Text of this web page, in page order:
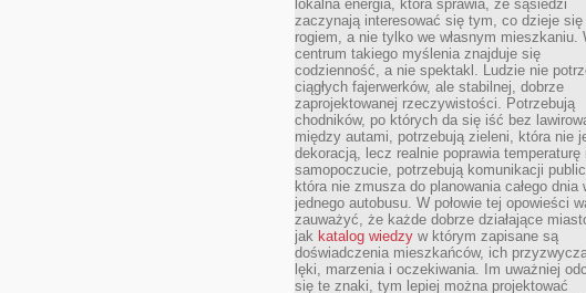
lokalna energia, która sprawia, że sąsiedzi
zaczynają interesować się tym, co dzieje się
rogiem, a nie tylko we własnym mieszkaniu.
centrum takiego myślenia znajduje się
codzienność, a nie spektakl. Ludzie nie
ciągłych fajerwerków, ale stabilnej, dobrze
zaprojektowanej rzeczywistości. Potrzebują
chodników, po których da się iść bez
między autami, potrzebują zieleni, która nie
dekoracją, lecz realnie poprawia temperaturę i
samopoczucie, potrzebują komunikacji
która nie zmusza do planowania całego dnia
jednego autobusu. W połowie tej opowieści
zauważyć, że każde dobrze działające
jak katalog wiedzy w którym zapisane są
doświadczenia mieszkańców, ich
lęki, marzenia i oczekiwania. Im uważniej
się te znaki, tym lepiej można projektować